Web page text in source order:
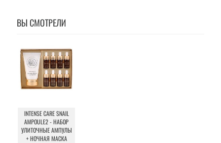
ВЫ СМОТРЕЛИ
INTENSE CARE SNAIL
AMPOULE2 - НАБОР
УЛИТОЧНЫЕ АМПУЛЫ
+ НОЧНАЯ МАСКА